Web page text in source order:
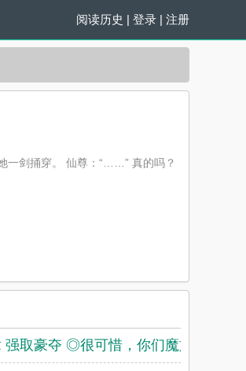
阅读历史 | 登录 | 注册
一剑捅穿。 仙尊：“……” 真的吗？
强取豪夺 ◎很可惜，你们魔族不玩仙